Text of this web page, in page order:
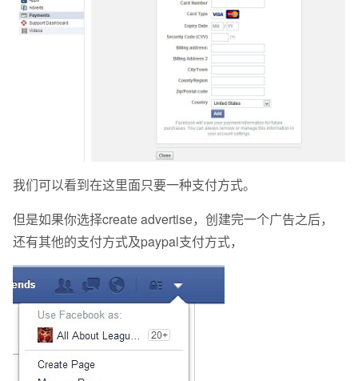
我们可以看到在这里面只要一种支付方式。
但是如果你选择create advertise，创建完一个广告之后，
还有其他的支付方式及paypal支付方式，